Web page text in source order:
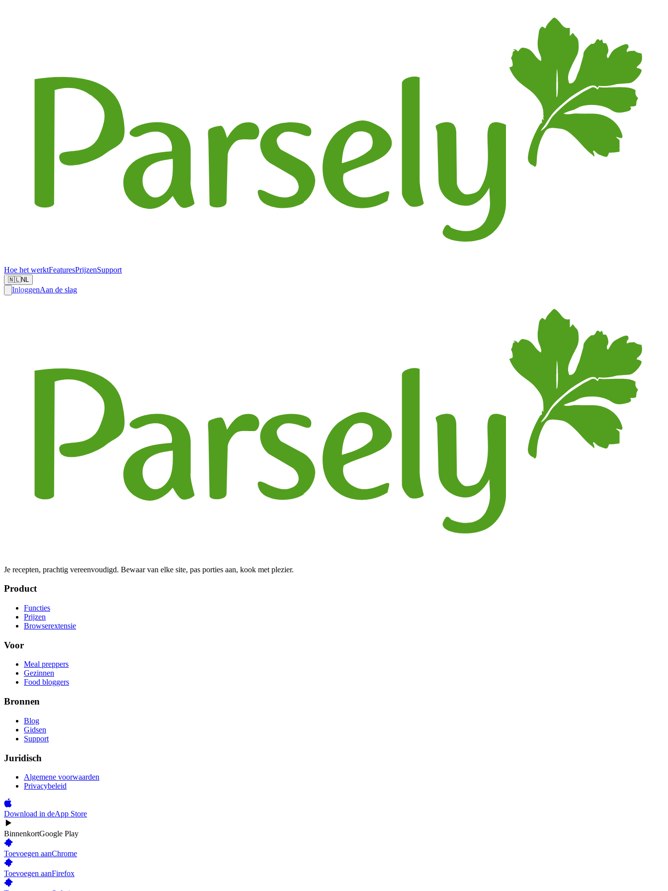
Hoe het werktFeaturesPrijzenSupport
🇳🇱NL
InloggenAan de slag
Je recepten, prachtig vereenvoudigd. Bewaar van elke site, pas porties aan, kook met plezier.
Product
Functies
Prijzen
Browserextensie
Voor
Meal preppers
Gezinnen
Food bloggers
Bronnen
Blog
Gidsen
Support
Juridisch
Algemene voorwaarden
Privacybeleid
Download in deApp Store
BinnenkortGoogle Play
Toevoegen aanChrome
Toevoegen aanFirefox